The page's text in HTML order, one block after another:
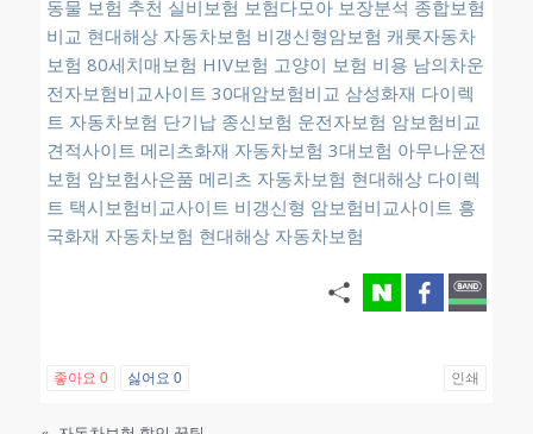
동물 보험 추천 실비보험 보험다모아 보장분석 종합보험
비교 현대해상 자동차보험 비갱신형암보험 캐롯자동차
보험 80세치매보험 HIV보험 고양이 보험 비용 남의차운
전자보험비교사이트 30대암보험비교 삼성화재 다이렉
트 자동차보험 단기납 종신보험 운전자보험 암보험비교
견적사이트 메리츠화재 자동차보험 3대보험 아무나운전
보험 암보험사은품 메리츠 자동차보험 현대해상 다이렉
트 택시보험비교사이트 비갱신형 암보험비교사이트 흥
국화재 자동차보험 현대해상 자동차보험
좋아요 0 싫어요 0 인쇄